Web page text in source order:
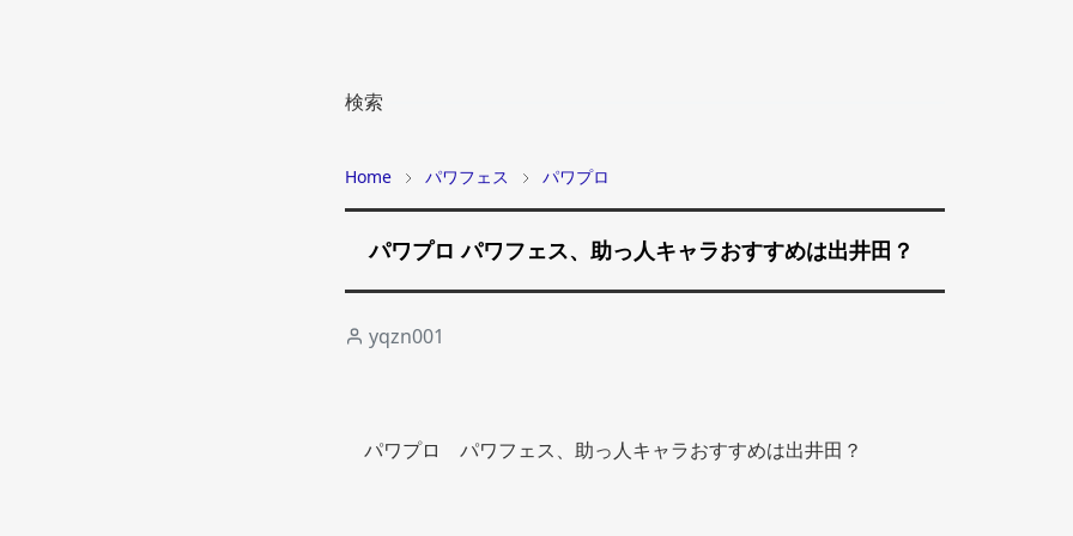
検索
Home パワフェス パワプロ
パワプロ パワフェス、助っ人キャラおすすめは出井田？
yqzn001
パワプロ　パワフェス、助っ人キャラおすすめは出井田？